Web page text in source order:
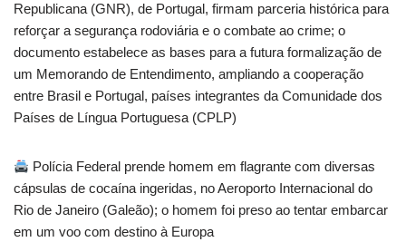
Republicana (GNR), de Portugal, firmam parceria histórica para
reforçar a segurança rodoviária e o combate ao crime; o
documento estabelece as bases para a futura formalização de
um Memorando de Entendimento, ampliando a cooperação
entre Brasil e Portugal, países integrantes da Comunidade dos
Países de Língua Portuguesa (CPLP)
Polícia Federal prende homem em flagrante com diversas
cápsulas de cocaína ingeridas, no Aeroporto Internacional do
Rio de Janeiro (Galeão); o homem foi preso ao tentar embarcar
em um voo com destino à Europa